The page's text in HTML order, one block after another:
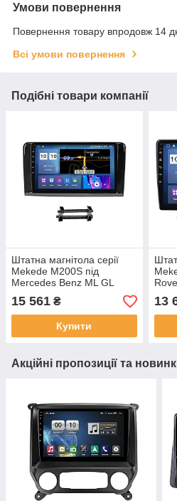
Умови повернення
Повернення товару впродовж 14
Всі умови повернення
Подібні товари компанії
Штатна магнітола серії
Mekede M200S під
Mercedes Benz ML GL
ML350 GL320 X164 2005-
2009 (F1) (W2) 9 дюймів
15 561 ₴
Купити
13
Акційні пропозиції та